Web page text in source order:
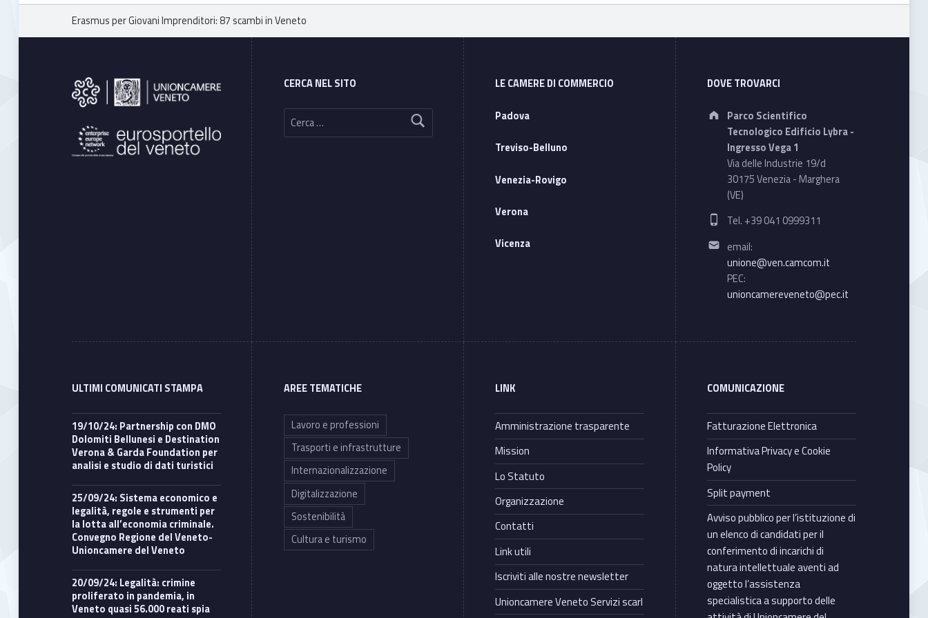
Breadcrumbs navigation
Erasmus per Giovani Imprenditori: 87 scambi in Veneto
Footer sidebar
CERCA NEL SITO
Ricerca per:
LE CAMERE DI COMMERCIO
Padova
Treviso-Belluno
Venezia-Rovigo
Verona
Vicenza
DOVE TROVARCI
Address:
Parco Scientifico
Tecnologico Edificio Lybra -
Ingresso Vega 1
Via delle Industrie 19/d
30175 Venezia - Marghera
(VE)
Phone number:
Tel. +39 041 0999311
Email address:
email:
unione@ven.camcom.it
PEC:
unioncamereveneto@pec.it
ULTIMI COMUNICATI STAMPA
19/10/24: Partnership con DMO
Dolomiti Bellunesi e Destination
Verona & Garda Foundation per
analisi e studio di dati turistici
25/09/24: Sistema economico e
legalità, regole e strumenti per
la lotta all’economia criminale.
Convegno Regione del Veneto-
Unioncamere del Veneto
20/09/24: Legalità: crimine
proliferato in pandemia, in
Veneto quasi 56.000 reati spia
AREE TEMATICHE
Lavoro e professioni
Trasporti e infrastrutture
Internazionalizzazione
Digitalizzazione
Sostenibilità
Cultura e turismo
LINK
Amministrazione trasparente
Mission
Lo Statuto
Organizzazione
Contatti
Link utili
Iscriviti alle nostre newsletter
Unioncamere Veneto Servizi scarl
COMUNICAZIONE
Fatturazione Elettronica
Informativa Privacy e Cookie
Policy
Split payment
Avviso pubblico per l’istituzione di
un elenco di candidati per il
conferimento di incarichi di
natura intellettuale aventi ad
oggetto l’assistenza
specialistica a supporto delle